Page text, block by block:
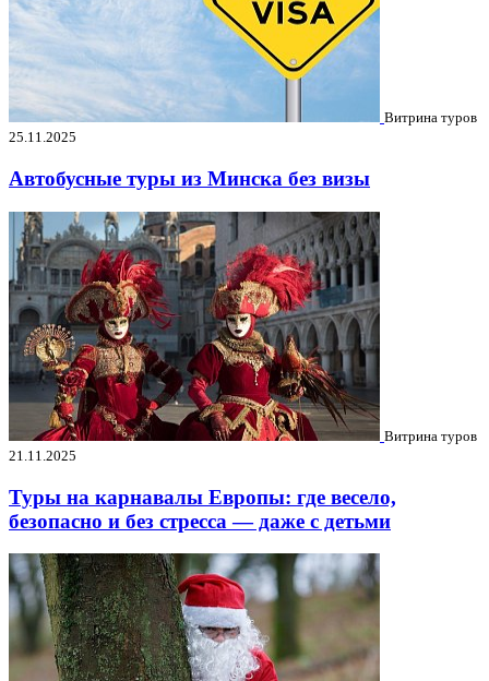
Витрина туров
25.11.2025
Автобусные туры из Минска без визы
Витрина туров
21.11.2025
Туры на карнавалы Европы: где весело,
безопасно и без стресса — даже с детьми